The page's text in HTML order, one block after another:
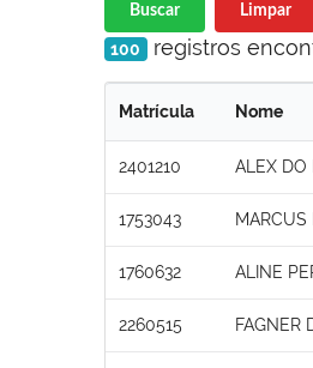
Buscar Limpar
100 registros
Matrícula Nome
2401210 ALEX DO
1753043 MARCUS
1760632 ALINE
2260515 FAGNER